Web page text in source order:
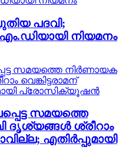
പദവി;
നിയമനം
സമയത്തെ
ദൃശ്യങ്ങള്‍ ശ്രീറാം
എതിര്‍പ്പുമായി